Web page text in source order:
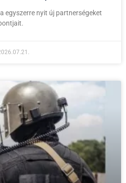
egyszerre nyit új partnerségeket